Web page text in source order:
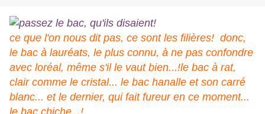
ce que l'on nous dit pas, ce sont les filières! donc,
le bac à lauréats, le plus connu, à ne pas confondre
avec loréal, même s'il le vaut bien...!le bac à rat,
clair comme le cristal... le bac hanalle et son carré
blanc... et le dernier, qui fait fureur en ce moment...